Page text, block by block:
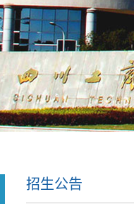
招生公告